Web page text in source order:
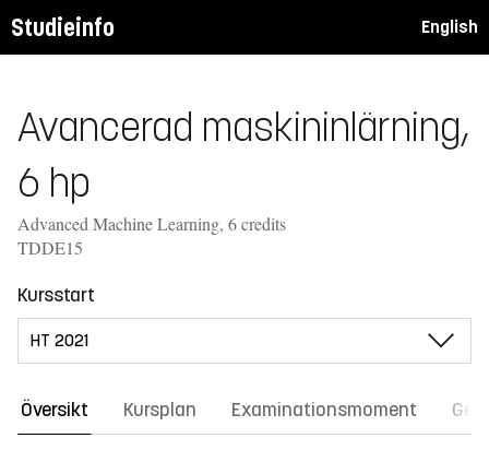
Studieinfo English
Avancerad maskininlärning,
6 hp
Advanced Machine Learning, 6 credits
TDDE15
Kursstart
Översikt Kursplan Examinationsmoment